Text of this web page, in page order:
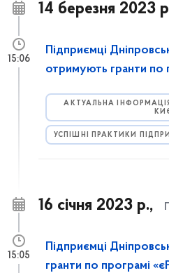
14 березня 2023
Підприємці
отримують гранти по
АКТУАЛЬНА
УСПІШНІ ПРАКТИКИ
15:06
16 січня 2023 р.,
Підприємці
гранти по програмі
15:05